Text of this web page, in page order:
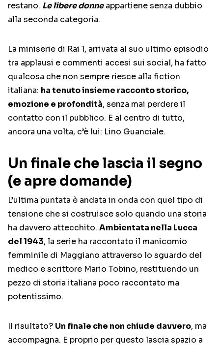
restano. Le libere donneappartiene senza dubbio
alla seconda categoria.
La miniserie di Rai 1, arrivata al suo ultimo episodio
tra applausi e commenti accesi sui social, ha fatto
qualcosa che non sempre riesce alla fiction
italiana: ha tenuto insieme racconto storico,
emozione e profondità, senza mai perdere il
contatto con il pubblico. E al centro di tutto,
ancora una volta, c’è lui: Lino Guanciale.
Un finale che lascia il segno
(e apre domande)
L’ultima puntata è andata in onda con quel tipo di
tensione che si costruisce solo quando una storia
ha davvero attecchito. Ambientata nella Lucca
del 1943, la serie ha raccontato il manicomio
femminile di Maggiano attraverso lo sguardo del
medico e scrittore Mario Tobino, restituendo un
pezzo di storia italiana poco raccontato ma
potentissimo.
Il risultato? Un finale che non chiude davvero, ma
accompagna. E proprio per questo lascia spazio a